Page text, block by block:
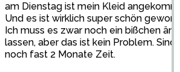
am Dienstag ist mein Kleid
Und es ist wirklich super schön
Ich muss es zwar noch ein bißchen
lassen, aber das ist kein Problem. Sind
noch fast 2 Monate Zeit.